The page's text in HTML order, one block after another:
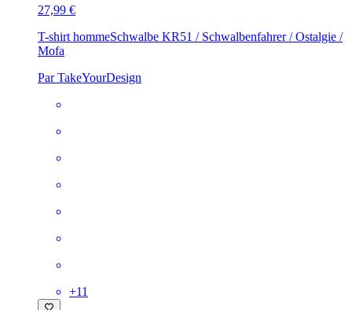
27,99 €
T-shirt hommeSchwalbe KR51 / Schwalbenfahrer / Ostalgie /
Mofa
Par TakeYourDesign
+11